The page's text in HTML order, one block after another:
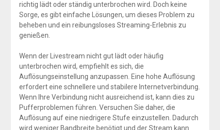
richtig lädt oder ständig unterbrochen wird. Doch keine
Sorge, es gibt einfache Lösungen, um dieses Problem zu
beheben und ein reibungsloses Streaming-Erlebnis zu
genießen.
Wenn der Livestream nicht gut lädt oder häufig
unterbrochen wird, empfiehlt es sich, die
Auflösungseinstellung anzupassen. Eine hohe Auflösung
erfordert eine schnellere und stabilere Internetverbindung.
Wenn Ihre Verbindung nicht ausreichend ist, kann dies zu
Pufferproblemen führen. Versuchen Sie daher, die
Auflösung auf eine niedrigere Stufe einzustellen. Dadurch
wird weniger Bandbreite benötigt und der Stream kann